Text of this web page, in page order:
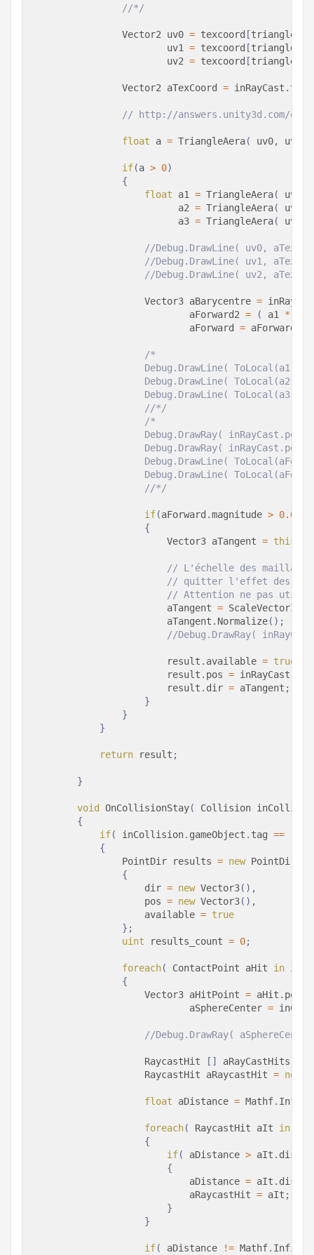
                //*/
Vector2 uv0 = texcoord [triangles
                        uv1
= texcoord [triangles
                        uv2
= texcoord [triangles
Vector2 aTexCoord = inRayCast .
// http://answers.unity3d.com/
float a = TriangleAera( uv0, uv1
if(a > 0)
{
float a1 = TriangleAera( uv1
                          a2
= TriangleAera( uv2
                          a3
= TriangleAera( uv0
//Debug.DrawLine( uv0,
//Debug.DrawLine( uv1,
//Debug.DrawLine( uv2,
Vector3 aBarycentre =
                            aForward2
= ( a1 *
                            aForward
= aForward2
/*
Debug.DrawLine( ToLocal(a1 *
Debug.DrawLine( ToLocal(a2 *
Debug.DrawLine( ToLocal(a3 *
                    //*/
/*
Debug.DrawRay(
Debug.DrawRay(
Debug.DrawLine(
Debug.DrawLine(
                    //*/
if(aForward .magnitude >
{
Vector3 aTangent = this
// L'échelle des
// quitter l'effet des
// Attention ne pas
                        aTangent
=
                        aTangent
. Normalize( ) ;
//Debug.DrawRay(
                        result
. available = true
                        result
. pos = inRayCast
                        result
. dir = aTangent ;
}
}
}
return result ;
}
void OnCollisionStay( Collision
{
if( inCollision. gameObject . tag ==
{
PointDir results = new PointDir
{
                    dir
= new Vector3( ) ,
                    pos
= new Vector3( ) ,
                    available
= true
} ;
uint results_count = 0;
foreach( ContactPoint aHit in
{
Vector3 aHitPoint = aHit . point
                            aSphereCenter
=
//Debug.DrawRay(
                    RaycastHit
[ ] aRayCastHits
RaycastHit aRaycastHit = new
float aDistance = Mathf.
foreach( RaycastHit aIt in
{
if( aDistance > aIt .
{
                            aDistance
= aIt .
                            aRaycastHit
= aIt ;
}
}
if( aDistance != Mathf.